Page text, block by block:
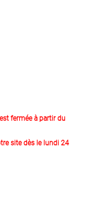
fermée à partir du
site dès le lundi 24